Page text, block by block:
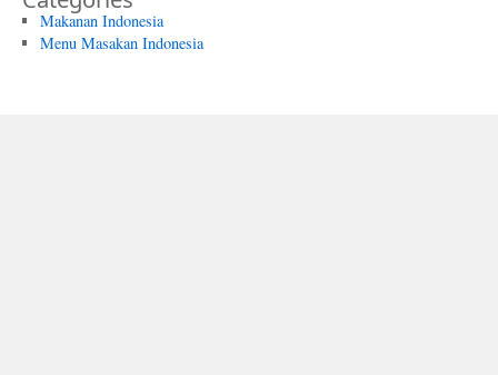
Makanan Indonesia
Menu Masakan Indonesia